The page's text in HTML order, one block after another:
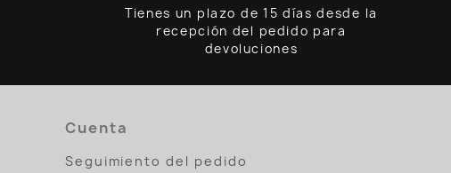
Tienes un plazo de 15 días desde la
recepción del pedido para
devoluciones
Cuenta
Seguimiento del pedido